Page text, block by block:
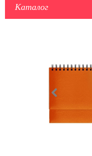
Каталог